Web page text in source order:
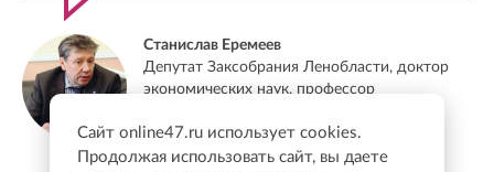
Станислав Еремеев
Депутат Заксобрания Ленобласти, доктор
экономических наук, профессор
Сайт online47.ru использует cookies.
Продолжая использовать сайт, вы даете